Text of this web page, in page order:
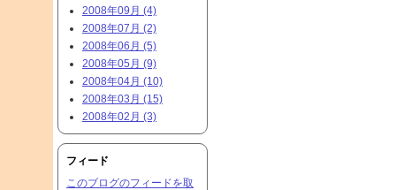
2008年09月 (4)
2008年07月 (2)
2008年06月 (5)
2008年05月 (9)
2008年04月 (10)
2008年03月 (15)
2008年02月 (3)
フィード
このブログのフィードを取